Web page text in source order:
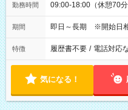
勤務時間 09:00-18:00（休憩70
期間 即日～長期 ※開始日
特徴 履歴書不要 / 電話対応
気になる！